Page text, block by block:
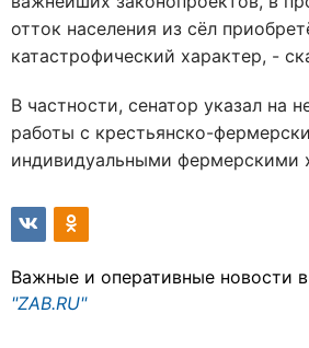
отток населения из сёл
катастрофический характер, -
В частности, сенатор указал на
работы с крестьянско-
индивидуальными фермерскими
Важные и оперативные новости
"ZAB.RU"